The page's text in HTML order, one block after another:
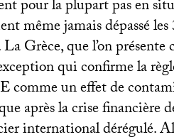
pour la plupart pas en
même jamais dépassé
La Grèce, que l’on
qui confirme la
comme un effet de
après la crise financière
international dérégulé.